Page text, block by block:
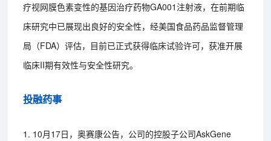
疗视网膜色素变性的基因治疗药物GA001注射液，在前期临
床研究中已展现出良好的安全性，经美国食品药品监督管理
局（FDA）评估，目前已正式获得临床试验许可，获准开展
临床II期有效性与安全性研究。
投融药事
1. 10月17日，奥赛康公告，公司的控股子公司AskGene